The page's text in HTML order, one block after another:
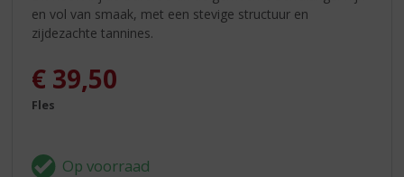
en vol van smaak, met een stevige structuur en
zijdezachte tannines.
€ 39,50
Fles